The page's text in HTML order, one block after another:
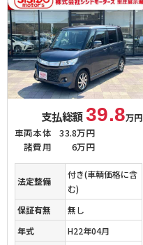
支払総額39.8万円
車両本体
33.8万円
諸費用
6万円
法定整備
付き(車輌価格に含
む)
保証有無
無し
年式
H22年04月